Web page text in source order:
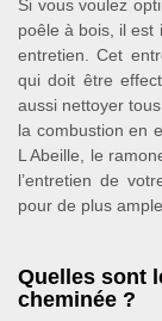
Si vous voulez
poêle à bois, il est
entretien. Cet
qui doit être
aussi nettoyer
la combustion en
L Abeille, le
l’entretien de
pour de plus
Quelles sont
cheminée ?